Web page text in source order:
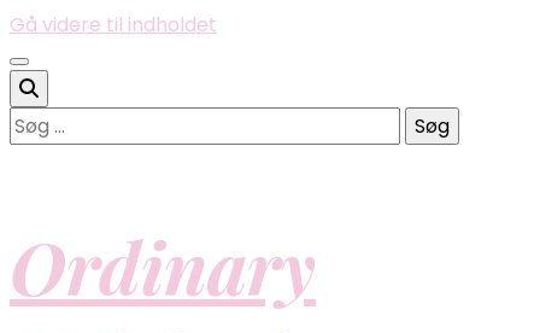
Gå videre til indholdet
Søg
efter:
Ordinary